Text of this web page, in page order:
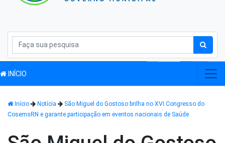
INÍCIO
Início Notícia
São Miguel do Gostoso brilha no XVI Congresso do
CosemsRN e garante participação em eventos nacionais de Saúde